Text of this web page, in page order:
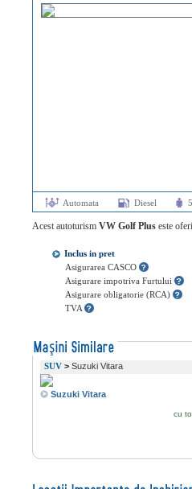
Automata Diesel
Acest autoturism VW Golf Plus este
Inclus in pret
Asigurarea CASCO
Asigurare impotriva Furtului
Asigurare obligatorie (RCA)
TVA
SUV > Suzuki Vitara
Suzuki Vitara
cu